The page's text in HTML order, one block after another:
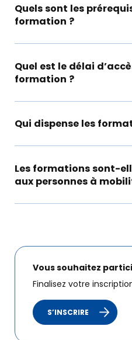
Quels sont les
formation ?
Quel est le délai
formation ?
Qui dispense les
Les formations sont-
aux personnes à
Vous souhaitez
Finalisez votre
S’INSCRIRE